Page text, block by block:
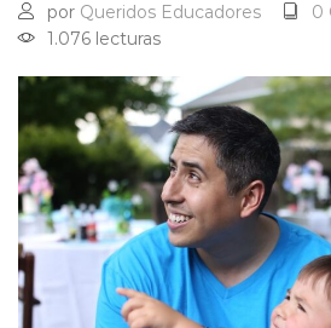
por Queridos Educadores
0
1.076 lecturas